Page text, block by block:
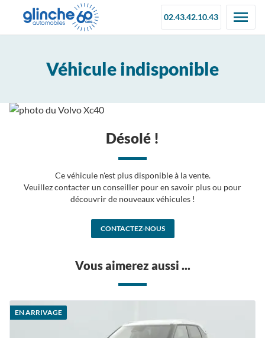
02.43.42.10.43
Véhicule indisponible
Désolé !
Ce véhicule n'est plus disponible à la vente.
Veuillez contacter un conseiller pour en savoir plus ou pour
découvrir de nouveaux véhicules !
CONTACTEZ-NOUS
Vous aimerez aussi ...
EN ARRIVAGE